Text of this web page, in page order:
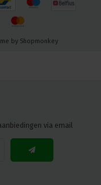
by Shopmonkey
via email